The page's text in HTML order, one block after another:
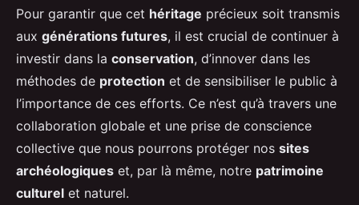
Pour garantir que cet héritage précieux soit transmis
aux générations futures, il est crucial de continuer à
investir dans la conservation, d’innover dans les
méthodes de protection et de sensibiliser le public à
l’importance de ces efforts. Ce n’est qu’à travers une
collaboration globale et une prise de conscience
collective que nous pourrons protéger nos sites
archéologiques et, par là même, notre patrimoine
culturel et naturel.